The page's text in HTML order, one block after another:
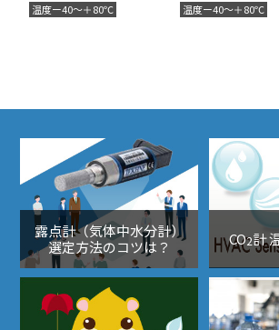
温度ー40～＋80℃
温度ー40～＋80℃
露点計（気体中水分計）
選定方法のコツは？
CO2計